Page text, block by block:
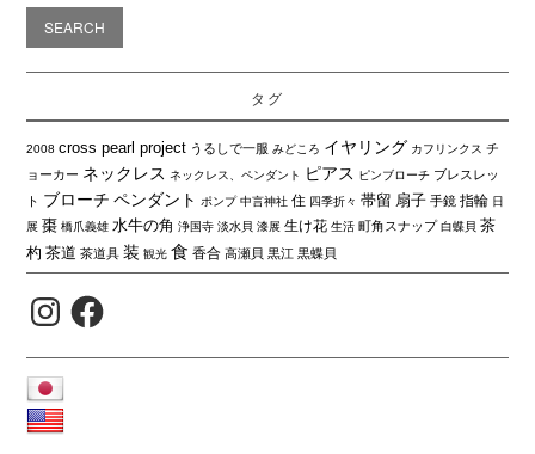
タグ
2008 cross pearl project うるしで一服 みどころ イヤリング カフリンクス チ
ョーカー ネックレス ネックレス、ペンダント ピアス ピンブローチ ブレスレッ
ト ブローチ ペンダント ポンプ 中言神社 住 四季折々 帯留 扇子 手鏡 指輪 日
展 棗 橋爪義雄 水牛の角 浄国寺 淡水貝 漆展 生け花 生活 町角スナップ 白蝶貝 茶
杓 茶道 茶道具 装 観光 食 香合 高瀬貝 黒江 黒蝶貝
InstagramFacebook